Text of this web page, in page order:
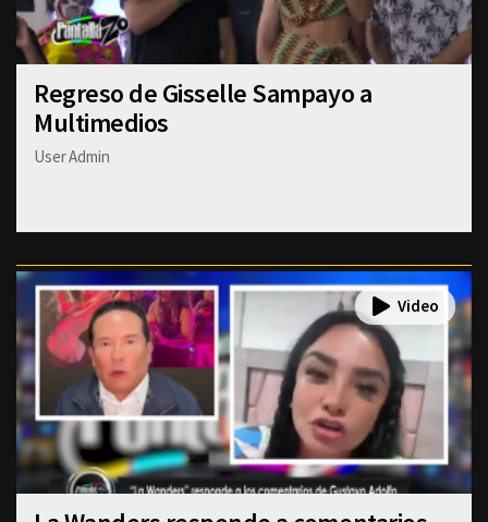
Regreso de Gisselle Sampayo a
Multimedios
User Admin